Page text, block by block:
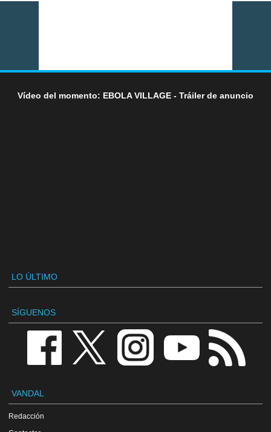
Vídeo del momento: EBOLA VILLAGE - Tráiler de anuncio
LO ÚLTIMO
SÍGUENOS
VANDAL
Redacción